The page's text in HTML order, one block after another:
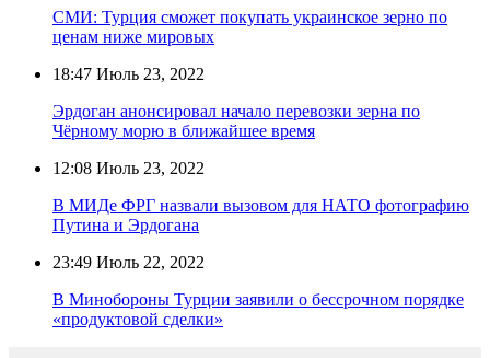
СМИ: Турция сможет покупать украинское зерно по
ценам ниже мировых
18:47 Июль 23, 2022
Эрдоган анонсировал начало перевозки зерна по
Чёрному морю в ближайшее время
12:08 Июль 23, 2022
В МИДе ФРГ назвали вызовом для НАТО фотографию
Путина и Эрдогана
23:49 Июль 22, 2022
В Минобороны Турции заявили о бессрочном порядке
«продуктовой сделки»